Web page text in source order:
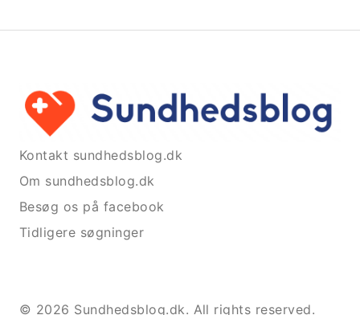
Kontakt sundhedsblog.dk
Om sundhedsblog.dk
Besøg os på facebook
Tidligere søgninger
© 2026 Sundhedsblog.dk. All rights reserved.